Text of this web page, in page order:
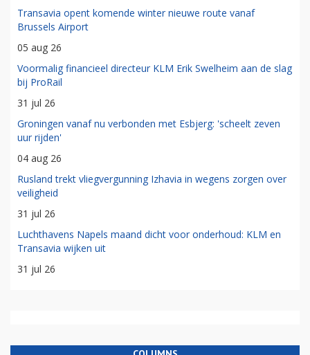
Transavia opent komende winter nieuwe route vanaf
Brussels Airport
05 aug 26
Voormalig financieel directeur KLM Erik Swelheim aan de slag
bij ProRail
31 jul 26
Groningen vanaf nu verbonden met Esbjerg: 'scheelt zeven
uur rijden'
04 aug 26
Rusland trekt vliegvergunning Izhavia in wegens zorgen over
veiligheid
31 jul 26
Luchthavens Napels maand dicht voor onderhoud: KLM en
Transavia wijken uit
31 jul 26